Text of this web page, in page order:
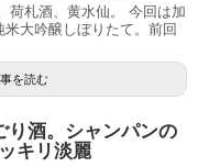
荷札酒、黄水仙。 今回は加
大吟醸しぼりたて。前回
を読む
り酒。シャンパンの
キリ淡麗